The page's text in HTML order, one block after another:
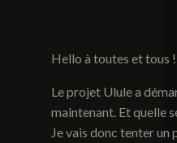
Hello à toutes et tous !
Le projet Ulule a
maintenant. Et quelle
Je vais donc tenter